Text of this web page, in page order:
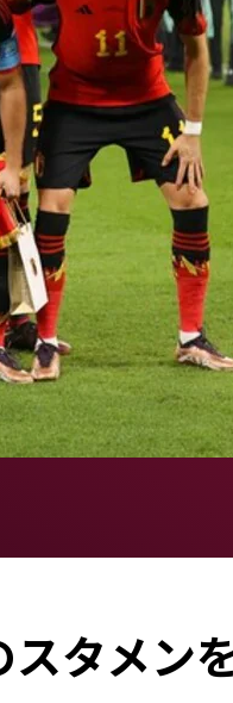
タメン